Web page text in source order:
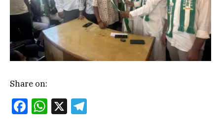
Share on:
Facebook
WhatsApp
X